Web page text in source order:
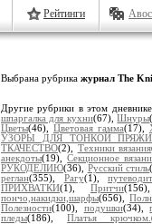
Рейтинги
Выбрана рубрика журнал The
Другие рубрики в этом
шпаргалка для кухни(67),Шнуры
Цветы(46), Цветовая гамма(17),
УЗОРЫ ДЛЯ ТОНКОЙ
ТКАЧЕСТВО(2), Техники вязания
анекдоты(19),Секционное
РУКОДЕЛИЮ(36), Русский стиль
реглан(355), Рагу(1),
ПРИХВАТКИ(1), Притчи
пончо,накидки,шарфы(656),
Полезности(100), подушки(34),
пледы(186),Платья крючком.